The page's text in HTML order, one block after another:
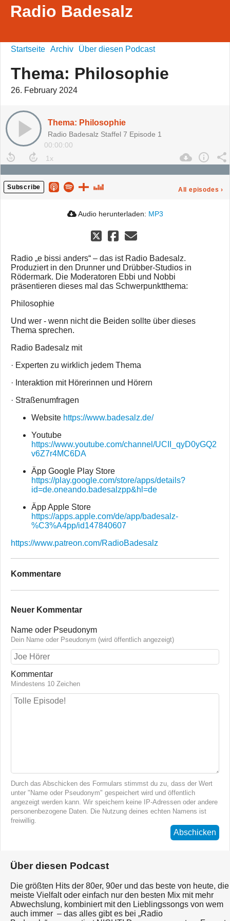
Radio Badesalz
Startseite Archiv Über diesen Podcast
Thema: Philosophie
26. February 2024
Thema: Philosophie
Radio Badesalz Staffel 7 Episode 1
00:00:00
Subscribe All episodes ›
Audio herunterladen: MP3
Radio „e bissi anders“ – das ist Radio Badesalz.
Produziert in den Drunner und Drübber-Studios in
Rödermark. Die Moderatoren Ebbi und Nobbi
präsentieren dieses mal das Schwerpunktthema:
Philosophie
Und wer - wenn nicht die Beiden sollte über dieses
Thema sprechen.
Radio Badesalz mit
· Experten zu wirklich jedem Thema
· Interaktion mit Hörerinnen und Hörern
· Straßenumfragen
Website https://www.badesalz.de/
Youtube
https://www.youtube.com/channel/UCII_qyD0yGQ2
v6Z7r4MC6DA
Äpp Google Play Store
https://play.google.com/store/apps/details?
id=de.oneando.badesalzpp&hl=de
Äpp Apple Store
https://apps.apple.com/de/app/badesalz-
%C3%A4pp/id147840607
https://www.patreon.com/RadioBadesalz
Kommentare
Neuer Kommentar
Name oder Pseudonym
Dein Name oder Pseudonym (wird öffentlich angezeigt)
Kommentar
Mindestens 10 Zeichen
Durch das Abschicken des Formulars stimmst du zu, dass der Wert
unter "Name oder Pseudonym" gespeichert wird und öffentlich
angezeigt werden kann. Wir speichern keine IP-Adressen oder andere
personenbezogene Daten. Die Nutzung deines echten Namens ist
freiwillig.
Abschicken
Über diesen Podcast
Die größten Hits der 80er, 90er und das beste von heute, die
meiste Vielfalt oder einfach nur den besten Mix mit mehr
Abwechslung, kombiniert mit den Lieblingssongs von wem
auch immer – das alles gibt es bei „Radio